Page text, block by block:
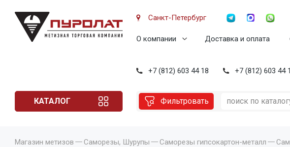
Санкт-Петербург
О компании Доставка и оплата
+7 (812) 603 44 18 +7 (812) 603 44
КАТАЛОГ Фильтровать
Магазин метизов Саморезы, Шурупы Саморезы гипсокартон-металл